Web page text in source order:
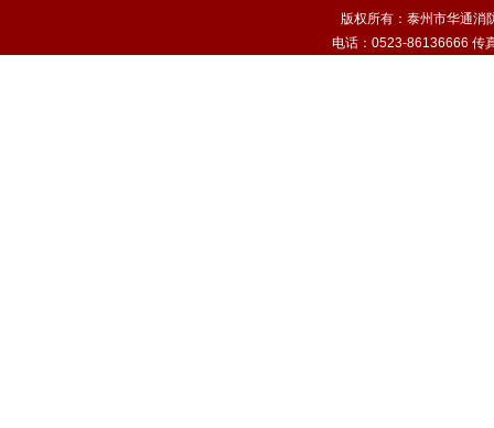
版权所有：泰州市华通消
电话：0523-86136666 传